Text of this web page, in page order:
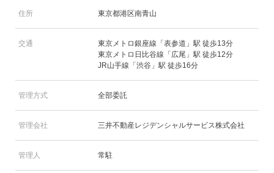
住所 東京都港区南青山
交通
東京メトロ銀座線「表参道」駅 徒歩13分
東京メトロ日比谷線「広尾」駅 徒歩12分
JR山手線「渋谷」駅 徒歩16分
管理方式 全部委託
管理会社 三井不動産レジデンシャルサービス株式会社
管理人 常駐